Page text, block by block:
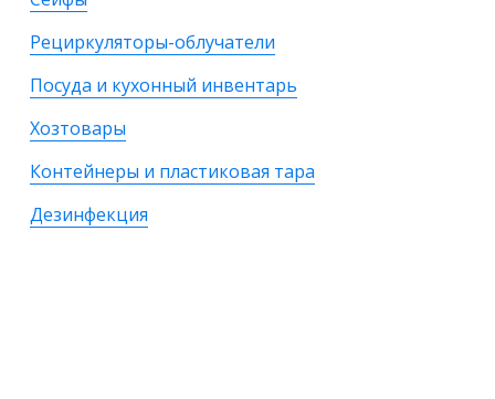
Рециркуляторы-облучатели
Посуда и кухонный инвентарь
Хозтовары
Контейнеры и пластиковая тара
Дезинфекция